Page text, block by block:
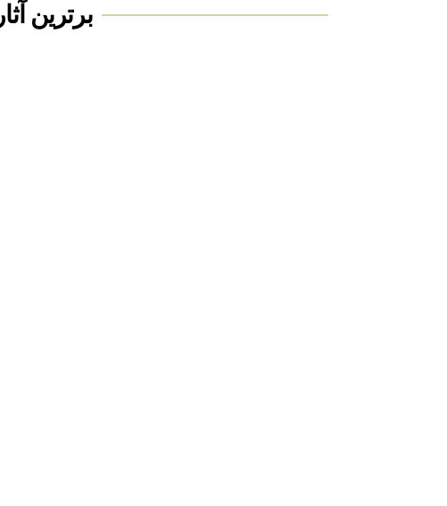
برترین آثار